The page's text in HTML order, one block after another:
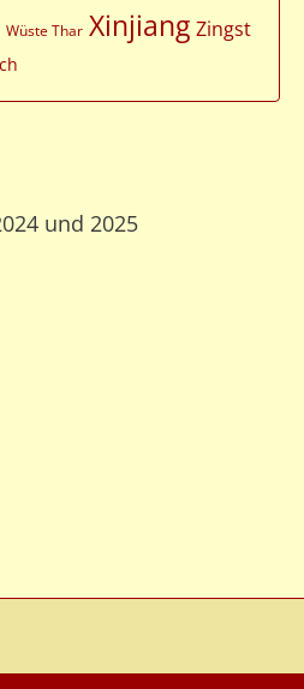
Wüste Thar Xinjiang Zingst
und 2025